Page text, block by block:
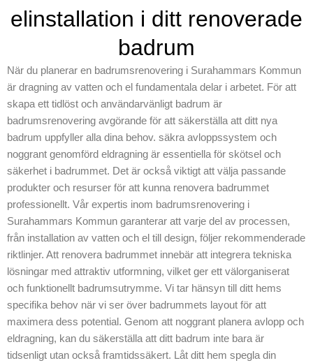
badrum med Skepiab och
badrumsrenovering.
för att skapa ett
modernt badrum.
Vårt företag
alla nödvändiga
krav. Genom att
använda tekniskt
leverera ett resultat
som både är
guida dig genom
För att få reda på
elinstallation i ditt renoverade
badrum
När du planerar en badrumsrenovering i Surahammars Kommun
är dragning av vatten och el fundamentala delar i arbetet. För att
skapa ett tidlöst och användarvänligt badrum är
badrumsrenovering avgörande för att säkerställa att ditt nya
badrum uppfyller alla dina behov. säkra avloppssystem och
noggrant genomförd eldragning är essentiella för skötsel och
säkerhet i badrummet. Det är också viktigt att välja passande
produkter och resurser för att kunna renovera badrummet
professionellt. Vår expertis inom badrumsrenovering i
Surahammars Kommun garanterar att varje del av processen,
från installation av vatten och el till design, följer rekommenderade
riktlinjer. Att renovera badrummet innebär att integrera tekniska
lösningar med attraktiv utformning, vilket ger ett välorganiserat
och funktionellt badrumsutrymme. Vi tar hänsyn till ditt hems
specifika behov när vi ser över badrummets layout för att
maximera dess potential. Genom att noggrant planera avlopp och
eldragning, kan du säkerställa att ditt badrum inte bara är
tidsenligt utan också framtidssäkert. Låt ditt hem spegla din